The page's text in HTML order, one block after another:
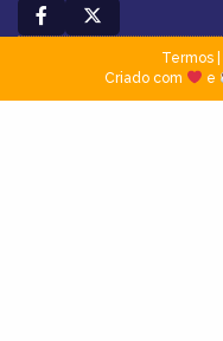
Termos|
Criado com
e